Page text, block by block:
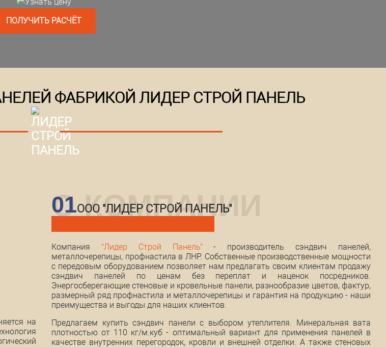
ПОЛУЧИТЬ РАСЧЁТ
ФАБРИКОЙ ЛИДЕР СТРОЙ ПАНЕЛЬ
на
01ООО "ЛИДЕР СТРОЙ ПАНЕЛЬ"
Компания "Лидер Строй Панель" - производитель сэндвич панелей,
металлочерепицы, профнастила в ЛНР. Собственные производственные мощности
с передовым оборудованием позволяет нам предлагать своим клиентам продажу
сэндвич панелей по ценам без переплат и наценок посредников.
Энергосберегающие стеновые и кровельные панели, разнообразие цветов, фактур,
размерный ряд профнастила и металлочерепицы и гарантия на продукцию - наши
преимущества и выгоды для наших клиентов.
Предлагаем купить сэндвич панели с выбором утеплителя. Минеральная вата
плотностью от 110 кг/м.куб - оптимальный вариант для применения панелей в
качестве внутренних перегородок, кровли и внешней отделки. А также стеновых